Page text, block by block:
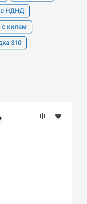
с НДНД
с килем
310